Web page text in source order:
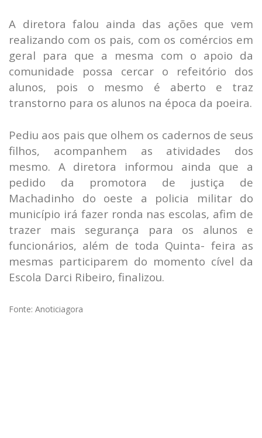
A diretora falou ainda das ações que vem
realizando com os pais, com os comércios em
geral para que a mesma com o apoio da
comunidade possa cercar o refeitório dos
alunos, pois o mesmo é aberto e traz
transtorno para os alunos na época da poeira.
Pediu aos pais que olhem os cadernos de seus
filhos, acompanhem as atividades dos
mesmo. A diretora informou ainda que a
pedido da promotora de justiça de
Machadinho do oeste a policia militar do
município irá fazer ronda nas escolas, afim de
trazer mais segurança para os alunos e
funcionários, além de toda Quinta- feira as
mesmas participarem do momento cível da
Escola Darci Ribeiro, finalizou.
Fonte: Anoticiagora